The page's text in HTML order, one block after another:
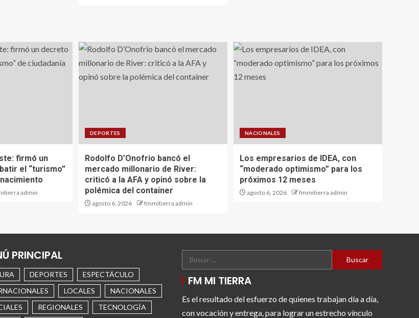
firmó un
el “turismo”
admin
DEPORTES
Rodolfo D’Onofrio bancó el
mercado millonario de River:
criticó a la AFA y opinó sobre la
polémica del container
agosto 6, 2026 fmmitierra admin
NACIONALES
Los empresarios de IDEA, con
“moderado optimismo” para los
próximos 12 meses
agosto 6, 2026 fmmitierra admin
PRINCIPAL
DEPORTES
ESPECTÁCULO
LOCALES
NACIONALES
REGIONALES TECNOLOGÍA
FM MI TIERRA
Es el resultado del esfuerzo de quienes trabajan día a día,
con vocación y entrega, para lograr un estrecho vínculo